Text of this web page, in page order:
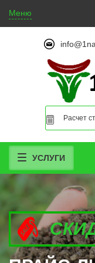
Меню
Расчет
УСЛУГИ